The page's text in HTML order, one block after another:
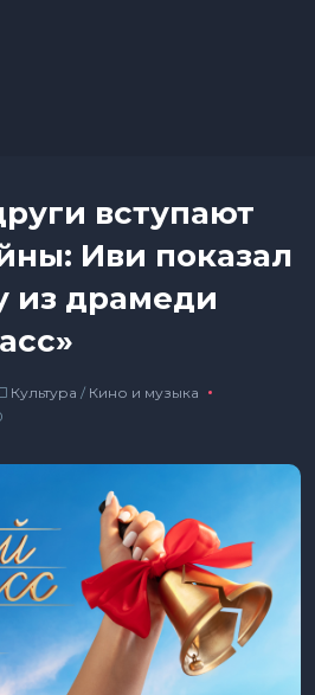
вступают
Иви показал
из драмеди
Культура / Кино и музыка